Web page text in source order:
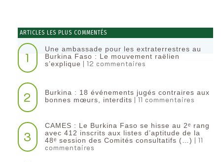
ARTICLES LES PLUS COMMENTÉS
1
Une ambassade pour les extraterrestres au
Burkina Faso : Le mouvement raëlien
s’explique | 12 commentaires
2
Burkina : 18 événements jugés contraires aux
bonnes mœurs, interdits | 11 commentaires
3
CAMES : Le Burkina Faso se hisse au 2ᵉ rang
avec 412 inscrits aux listes d’aptitude de la
48ᵉ session des Comités consultatifs (…) | 11
commentaires